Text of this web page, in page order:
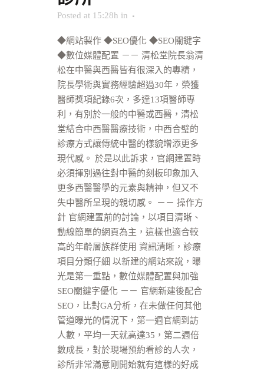
Posted at 15:28h in
◆網站製作 ◆SEO優化 ◆SEO關鍵字
◆數位媒體配置 －－ 清松堂院長翁清
松在中醫與西醫皆有很深入的專精，
院長學術與實務經驗超過30年，榮獲
醫師獎項紀錄6次，多達13項醫師專
利，有別於一般的中醫或西醫，清松
堂結合中西醫醫療技術，中西合璧的
診療方式讓傳統中醫的樣貌增添更多
現代感。 於是以此訴求，官網建置時
必須揮別過往對中醫的刻板印象加入
更多西醫醫學的元素與精神，但又不
失中醫所呈現的親切感。 －－ 操作方
針 官網建置前的討論，以項目清晰、
動線簡單的網頁為主，這樣也適合較
高的年齡層族群使用 資訊清晰，診療
項目分類仔細 以新建的網站來說，曝
光是第一重點，數位媒體配置與加強
SEO關鍵字優化 －－ 官網新建後配合
SEO，比對GA分析，在未做任何其他
管道曝光的情況下，第一週官網到訪
人數，平均一天就高達35，第二週倍
數成長，對於現場預約看診的人次，
診所非常滿意剛開始就有這樣的好成